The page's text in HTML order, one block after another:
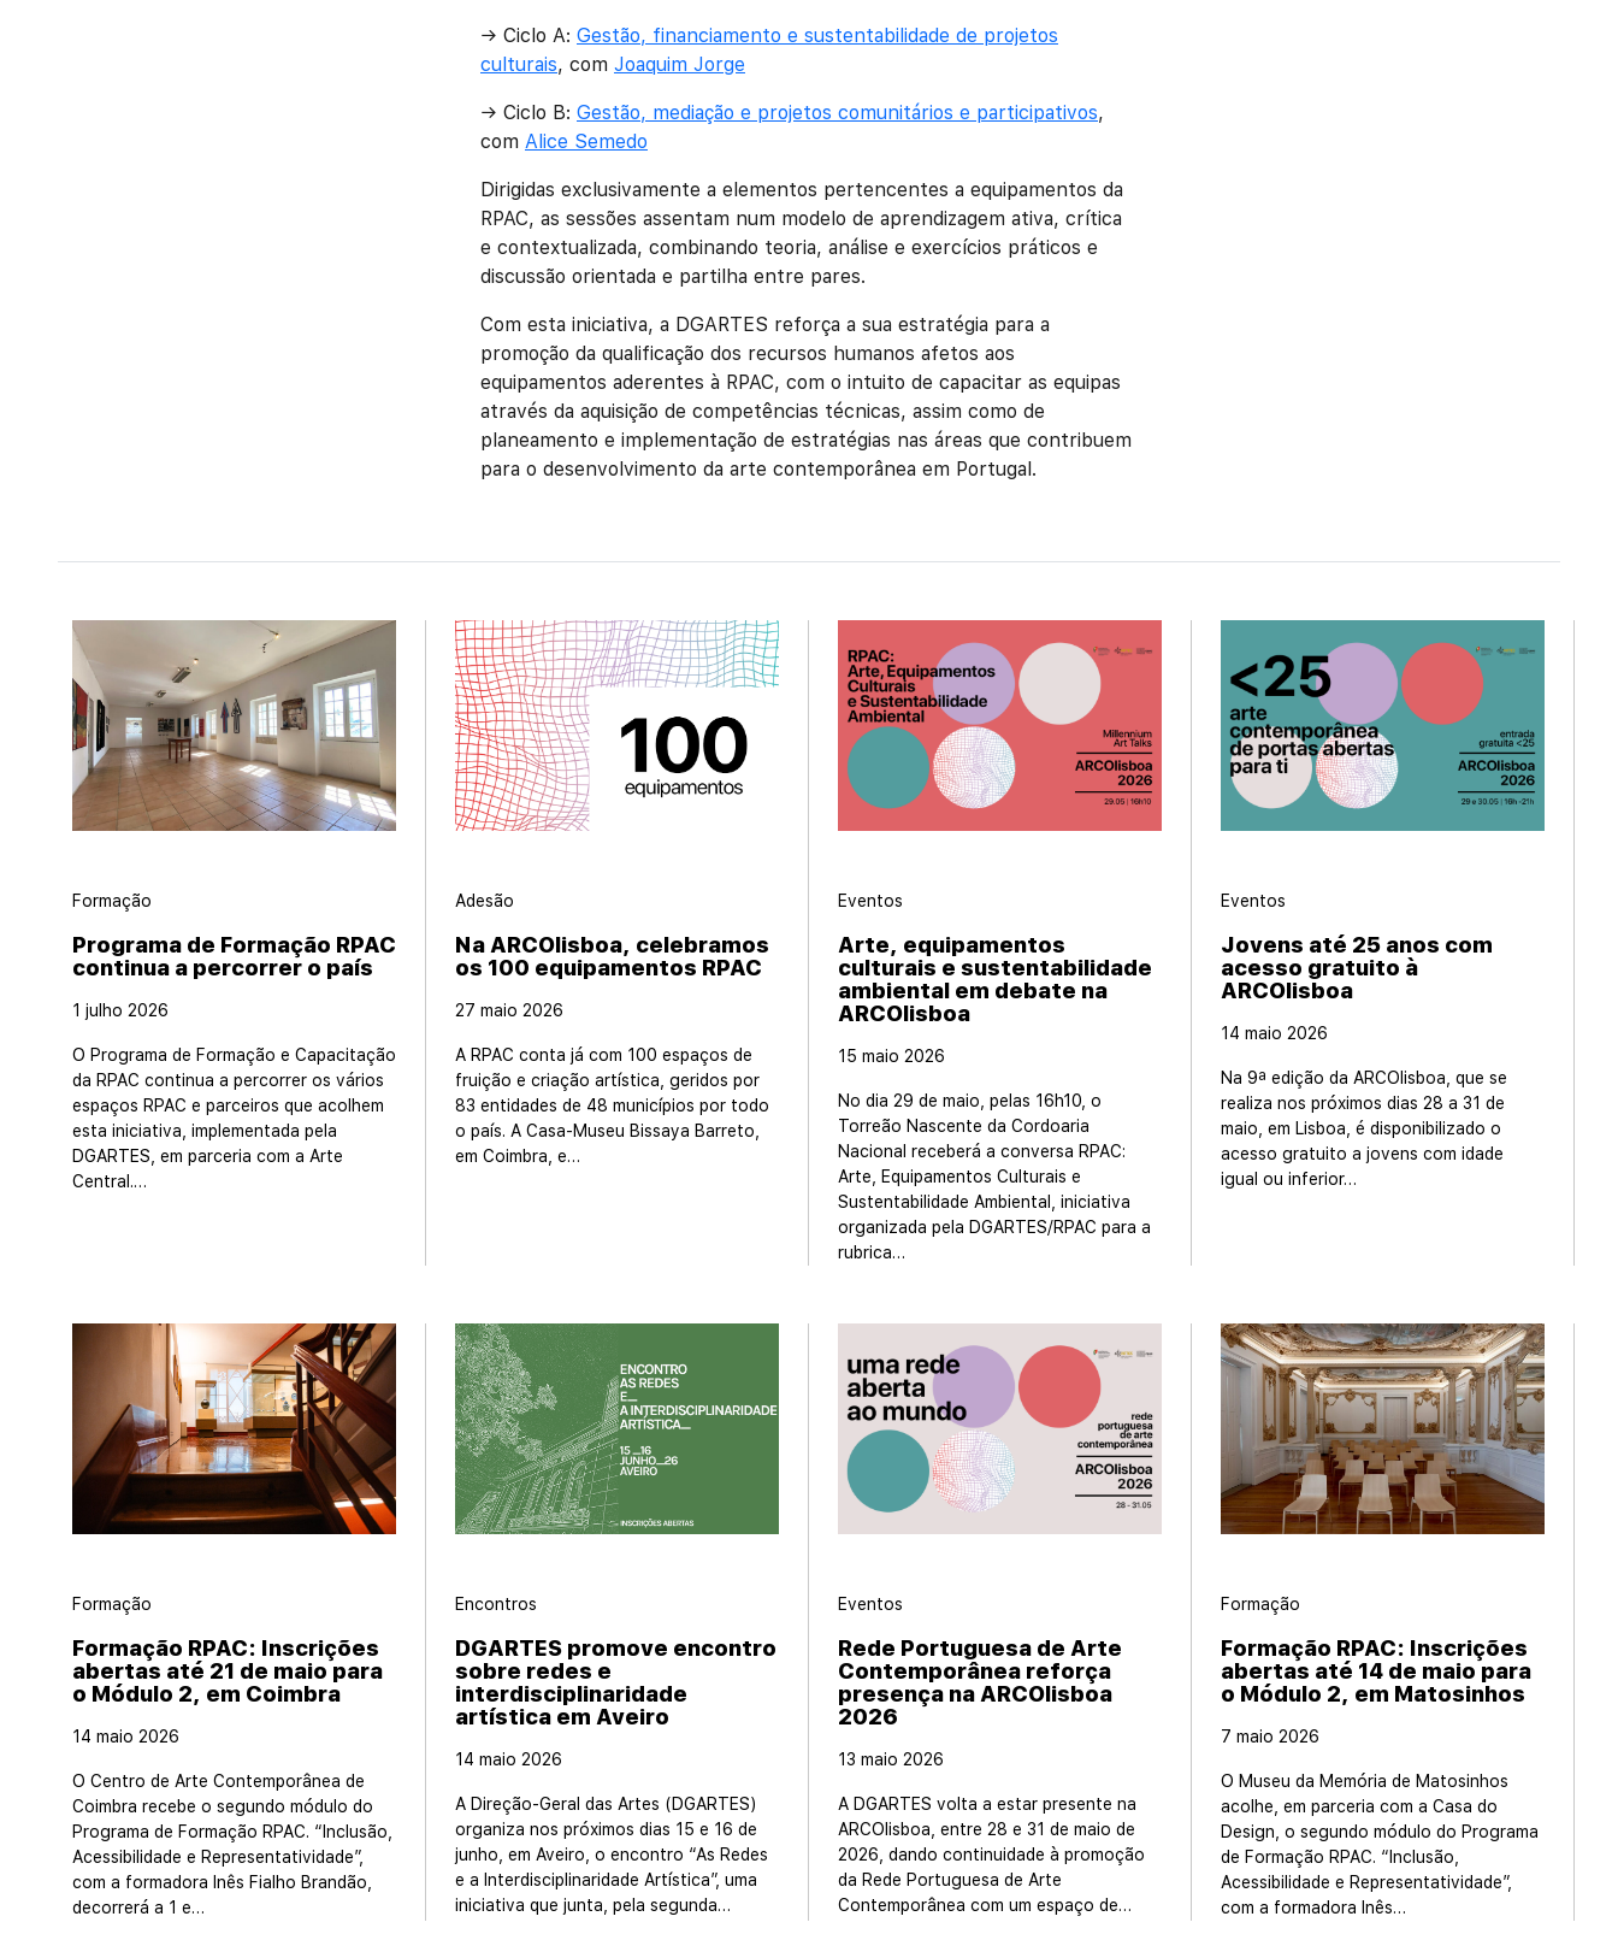
→ Ciclo A: Gestão, financiamento e sustentabilidade de projetos
culturais, com Joaquim Jorge
→ Ciclo B: Gestão, mediação e projetos comunitários e participativos,
com Alice Semedo
Dirigidas exclusivamente a elementos pertencentes a equipamentos da
RPAC, as sessões assentam num modelo de aprendizagem ativa, crítica
e contextualizada, combinando teoria, análise e exercícios práticos e
discussão orientada e partilha entre pares.
Com esta iniciativa, a DGARTES reforça a sua estratégia para a
promoção da qualificação dos recursos humanos afetos aos
equipamentos aderentes à RPAC, com o intuito de capacitar as equipas
através da aquisição de competências técnicas, assim como de
planeamento e implementação de estratégias nas áreas que contribuem
para o desenvolvimento da arte contemporânea em Portugal.
Formação
Programa de Formação RPAC
continua a percorrer o país
1 julho 2026
O Programa de Formação e Capacitação
da RPAC continua a percorrer os vários
espaços RPAC e parceiros que acolhem
esta iniciativa, implementada pela
DGARTES, em parceria com a Arte
Central.…
Adesão
Na ARCOlisboa, celebramos
os 100 equipamentos RPAC
27 maio 2026
A RPAC conta já com 100 espaços de
fruição e criação artística, geridos por
83 entidades de 48 municípios por todo
o país. A Casa-Museu Bissaya Barreto,
em Coimbra, e…
Eventos
Arte, equipamentos
culturais e sustentabilidade
ambiental em debate na
ARCOlisboa
15 maio 2026
No dia 29 de maio, pelas 16h10, o
Torreão Nascente da Cordoaria
Nacional receberá a conversa RPAC:
Arte, Equipamentos Culturais e
Sustentabilidade Ambiental, iniciativa
organizada pela DGARTES/RPAC para a
rubrica…
Eventos
Jovens até 25 anos com
acesso gratuito à
ARCOlisboa
14 maio 2026
Na 9ª edição da ARCOlisboa, que se
realiza nos próximos dias 28 a 31 de
maio, em Lisboa, é disponibilizado o
acesso gratuito a jovens com idade
igual ou inferior…
Formação
Formação RPAC: Inscrições
abertas até 21 de maio para
o Módulo 2, em Coimbra
14 maio 2026
O Centro de Arte Contemporânea de
Coimbra recebe o segundo módulo do
Programa de Formação RPAC. “Inclusão,
Acessibilidade e Representatividade”,
com a formadora Inês Fialho Brandão,
decorrerá a 1 e…
Encontros
DGARTES promove encontro
sobre redes e
interdisciplinaridade
artística em Aveiro
14 maio 2026
A Direção-Geral das Artes (DGARTES)
organiza nos próximos dias 15 e 16 de
junho, em Aveiro, o encontro “As Redes
e a Interdisciplinaridade Artística”, uma
iniciativa que junta, pela segunda…
Eventos
Rede Portuguesa de Arte
Contemporânea reforça
presença na ARCOlisboa
2026
13 maio 2026
A DGARTES volta a estar presente na
ARCOlisboa, entre 28 e 31 de maio de
2026, dando continuidade à promoção
da Rede Portuguesa de Arte
Contemporânea com um espaço de…
Formação
Formação RPAC: Inscrições
abertas até 14 de maio para
o Módulo 2, em Matosinhos
7 maio 2026
O Museu da Memória de Matosinhos
acolhe, em parceria com a Casa do
Design, o segundo módulo do Programa
de Formação RPAC. “Inclusão,
Acessibilidade e Representatividade”,
com a formadora Inês…